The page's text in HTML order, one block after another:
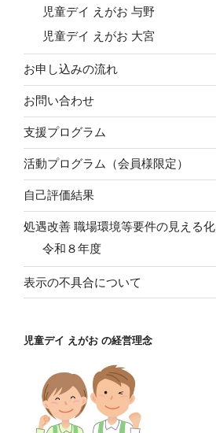
児童デイ えがお 与野
児童デイ えがお 大宮
お申し込みの流れ
お問い合わせ
支援プログラム
活動プログラム（会員様限定）
自己評価結果
処遇改善 職場環境等要件の見える化
令和８年度
表示の不具合について
児童デイ えがお の経営理念